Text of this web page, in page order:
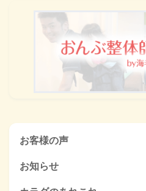
お客様の声
お知らせ